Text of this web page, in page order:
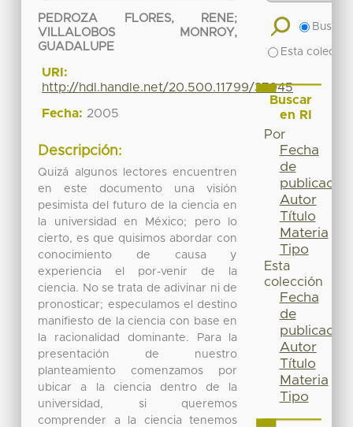
PEDROZA FLORES, RENE;
VILLALOBOS MONROY,
GUADALUPE
URI:
http://hdl.handle.net/20.500.11799/37945
Fecha: 2005
Descripción:
Quizá algunos lectores encuentren
en este documento una visión
pesimista del futuro de la ciencia en
la universidad en México; pero lo
cierto, es que quisimos abordar con
conocimiento de causa y
experiencia el por-venir de la
ciencia. No se trata de adivinar ni de
pronosticar; especulamos el destino
manifiesto de la ciencia con base en
la racionalidad dominante. Para la
presentación de nuestro
planteamiento comenzamos por
ubicar a la ciencia dentro de la
universidad, si queremos
comprender a la ciencia tenemos
Buscar
Esta
Buscar
en RI
Por
Fecha
de
publicación
Autor
Título
Materia
Tipo
Esta
colección
Fecha
de
publicación
Autor
Título
Materia
Tipo